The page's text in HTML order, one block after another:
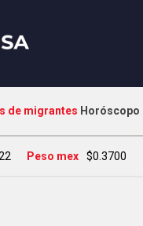
de migrantes Horóscopo
Peso mex $0.3700